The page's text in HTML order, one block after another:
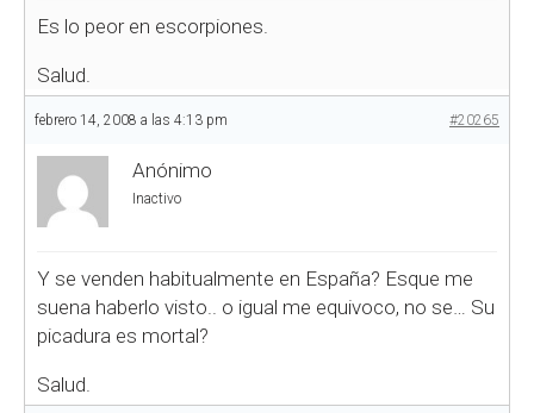
Es lo peor en escorpiones.
Salud.
febrero 14, 2008 a las 4:13 pm #20265
Anónimo
Inactivo
Y se venden habitualmente en España? Esque me
suena haberlo visto.. o igual me equivoco, no se… Su
picadura es mortal?
Salud.